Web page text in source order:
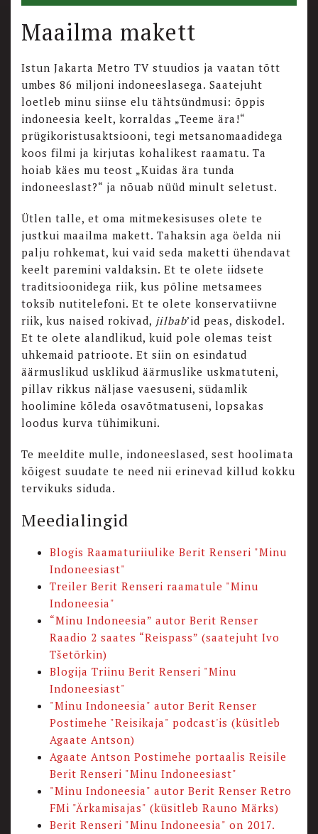
Maailma makett
Istun Jakarta Metro TV stuudios ja vaatan tõtt
umbes 86 miljoni indoneeslasega. Saatejuht
loetleb minu siinse elu tähtsündmusi: õppis
indoneesia keelt, korraldas „Teeme ära!“
prügikoristusaktsiooni, tegi metsanomaadidega
koos filmi ja kirjutas kohalikest raamatu. Ta
hoiab käes mu teost „Kuidas ära tunda
indoneeslast?“ ja nõuab nüüd minult seletust.
Ütlen talle, et oma mitmekesisuses olete te
justkui maailma makett. Tahaksin aga öelda nii
palju rohkemat, kui vaid seda maketti ühendavat
keelt paremini valdaksin. Et te olete iidsete
traditsioonidega riik, kus põline metsamees
toksib nutitelefoni. Et te olete konservatiivne
riik, kus naised rokivad, jilbab’id peas, diskodel.
Et te olete alandlikud, kuid pole olemas teist
uhkemaid patrioote. Et siin on esindatud
äärmuslikud usklikud äärmuslike uskmatuteni,
pillav rikkus näljase vaesuseni, südamlik
hoolimine kõleda osavõtmatuseni, lopsakas
loodus kurva tühimikuni.
Te meeldite mulle, indoneeslased, sest hoolimata
kõigest suudate te need nii erinevad killud kokku
tervikuks siduda.
Meedialingid
Blogis Raamaturiiulike Berit Renseri "Minu
Indoneesiast"
Treiler Berit Renseri raamatule "Minu
Indoneesia"
“Minu Indoneesia” autor Berit Renser
Raadio 2 saates “Reispass” (saatejuht Ivo
Tšetõrkin)
Blogija Triinu Berit Renseri "Minu
Indoneesiast"
"Minu Indoneesia" autor Berit Renser
Postimehe "Reisikaja" podcast'is (küsitleb
Agaate Antson)
Agaate Antson Postimehe portaalis Reisile
Berit Renseri "Minu Indoneesiast"
"Minu Indoneesia" autor Berit Renser Retro
FMi "Ärkamisajas" (küsitleb Rauno Märks)
Berit Renseri "Minu Indoneesia" on 2017.